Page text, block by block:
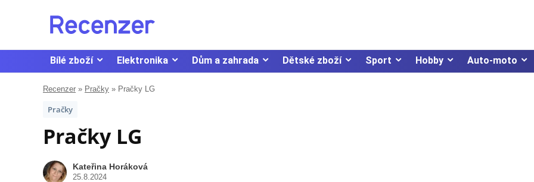
Bílé zboží Elektronika Dům a zahrada Dětské zboží Sport Hobby Auto-moto
Recenzer » Pračky » Pračky LG
Pračky
Pračky LG
Kateřina Horáková
25.8.2024